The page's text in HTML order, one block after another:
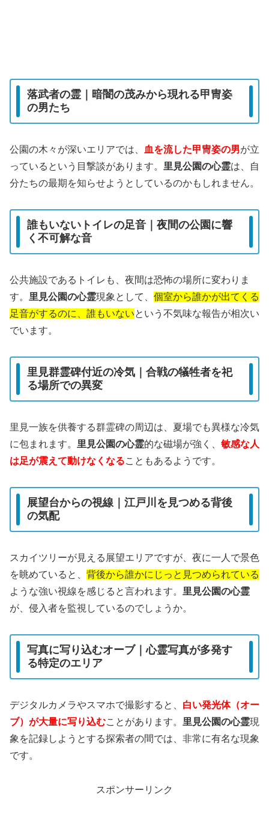
落武者の霊｜暗闇の茂みから現れる甲冑姿
の男たち
公園の木々が深いエリアでは、 血を流した甲冑姿の男が立
っているという目撃談があります。 里見公園の心霊は、自
分たちの最期を知らせようとしているのかもしれません。
誰もいないトイレの足音｜夜間の公園に響
く不可解な音
公共施設であるトイレも、夜間は恐怖の場所に変わりま
す。 里見公園の心霊現象として、 個室から誰かが出てくる
足音がするのに、誰もいないという不気味な報告が相次い
でいます。
里見群霊碑付近の冷気｜合戦の犠牲者を祀
る場所での異変
里見一族を供養する群霊碑の周辺は、夏場でも異様な冷気
に包まれます。 里見公園の心霊的な磁場が強く、 敏感な人
は足が震えて動けなくなることもあるようです。
展望台からの視線｜江戸川を見つめる背後
の気配
スカイツリーが見える展望エリアですが、夜に一人で景色
を眺めていると、 背後から誰かにじっと見つめられている
ような強い視線を感じると言われます。 里見公園の心霊
が、侵入者を監視しているのでしょうか。
写真に写り込むオーブ｜心霊写真が多発す
る特定のエリア
デジタルカメラやスマホで撮影すると、 白い発光体（オー
ブ）が大量に写り込むことがあります。 里見公園の心霊現
象を記録しようとする探索者の間では、非常に有名な現象
です。
スポンサーリンク